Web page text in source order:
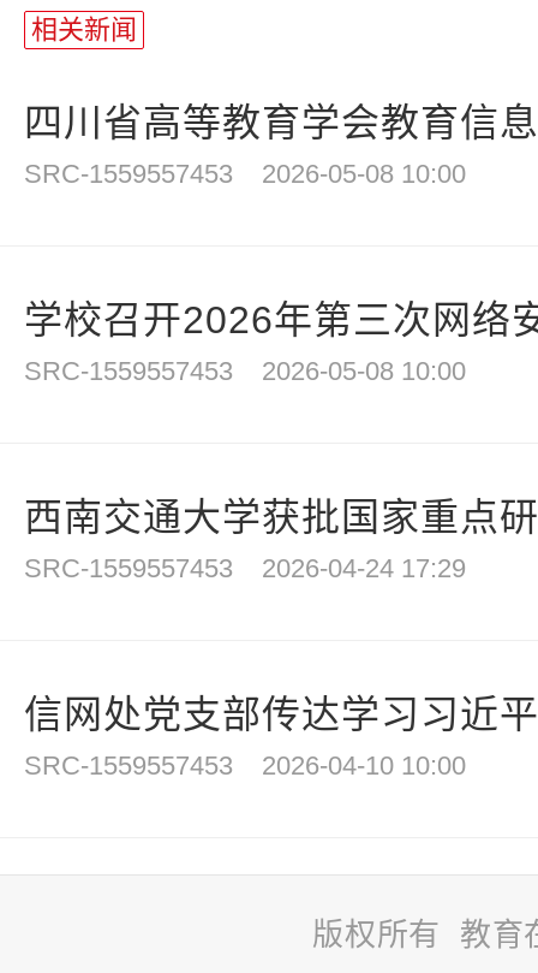
相关新闻
四川省高等教育学会教育信
SRC-1559557453 2026-05-08 10:00
学校召开2026年第三次网络
SRC-1559557453 2026-05-08 10:00
西南交通大学获批国家重点
SRC-1559557453 2026-04-24 17:29
信网处党支部传达学习习近
SRC-1559557453 2026-04-10 10:00
版权所有 教育